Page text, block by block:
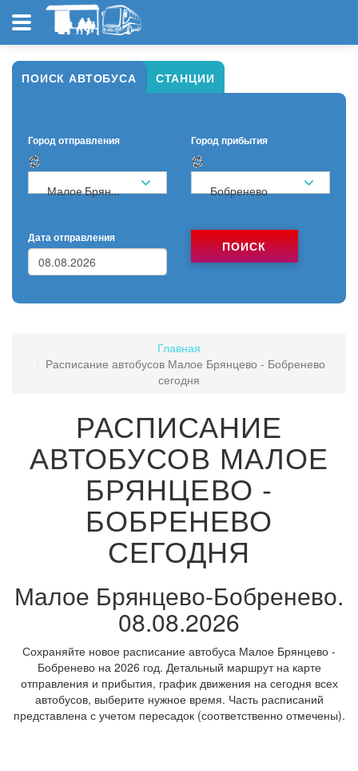
ПОИСК АВТОБУСА СТАНЦИИ
Город отправления
Малое Брянцево
Город прибытия
Бобренево
Дата отправления
ПОИСК
Главная
Расписание автобусов Малое Брянцево - Бобренево
сегодня
РАСПИСАНИЕ
АВТОБУСОВ МАЛОЕ
БРЯНЦЕВО -
БОБРЕНЕВО
СЕГОДНЯ
Малое Брянцево-Бобренево.
08.08.2026
Сохраняйте новое расписание автобуса Малое Брянцево -
Бобренево на 2026 год. Детальный маршрут на карте
отправления и прибытия, график движения на сегодня всех
автобусов, выберите нужное время. Часть расписаний
представлена с учетом пересадок (соответственно отмечены).